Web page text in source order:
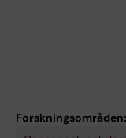
L
Forskningsområden: